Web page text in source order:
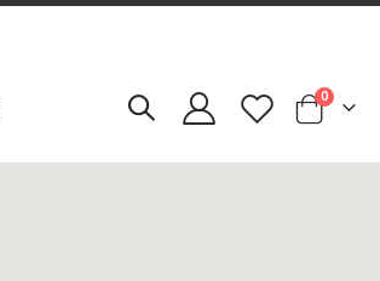
Cart
0articole